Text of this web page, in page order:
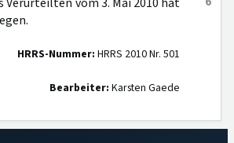
HRRS-Nummer: HRRS 2010 Nr. 501
Bearbeiter: Karsten Gaede